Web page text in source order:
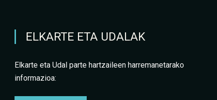
ELKARTE ETA UDALAK
Elkarte eta Udal parte hartzaileen harremanetarako
informazioa: